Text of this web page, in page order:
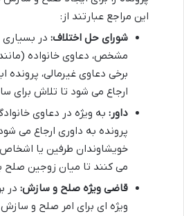
این مراجع عبارتند از:
شورای حل اختلاف: در بسیاری
مشخص، دعاوی خانواده
برخی دعاوی غیرمالی، پرونده
ارجاع می شود تا تلاش برای
داور: به ویژه در دعاوی
پرونده به داوری ارجاع می
خویشاوندان طرفین یا
می کنند تا میان زوجین صلح
قاضی ویژه صلح و سازش: در
ویژه ای برای امر صلح و